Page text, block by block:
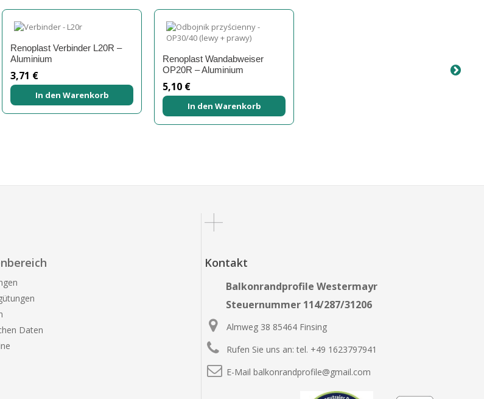
Renoplast Verbinder L20R –
Aluminium
3,71 €
In den Warenkorb
Renoplast Wandabweiser
OP20R – Aluminium
5,10 €
In den Warenkorb
Daten
Kontakt
Balkonrandprofile Westermayr
Steuernummer 114/287/31206
Almweg 38 85464 Finsing
Rufen Sie uns an: tel. +49 1623797941
E-Mail balkonrandprofile@gmail.com